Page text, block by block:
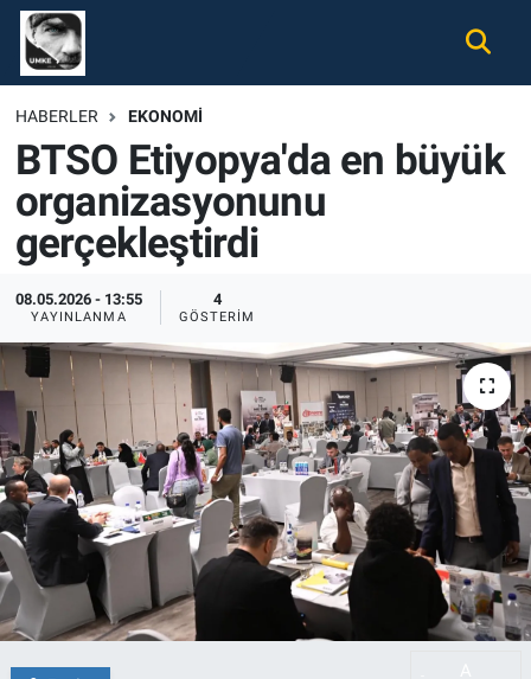
HABERLER EKONOMI
BTSO Etiyopya'da en büyük
organizasyonunu
gerçekleştirdi
08.05.2026 - 13:55
YAYINLANMA
4
GÖSTERIM
Gündem
Ekonomi
Spor
Magazin
Tüm Haberler
İletişim
Künye
Nöbetçi Eczaneler
Hava Durumu
Namaz Vakitleri
Trafik Durumu
Süper Lig Puan Durumu ve Fikstür
Tüm Manşetler
Son Dakika Haberleri
Haber Arşivi